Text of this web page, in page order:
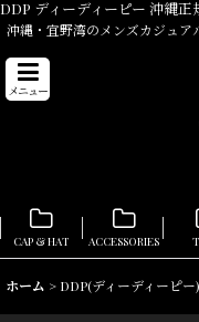
DDP ディーディーピー 沖縄正
沖縄・宜野湾のメンズカジュア
メニュー
CAP & HAT ACCESSORIES
ホーム > DDP(ディーディーピー)